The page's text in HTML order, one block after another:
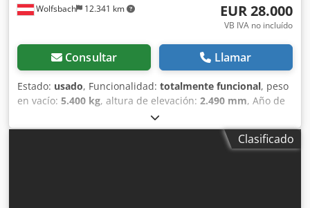
Wolfsbach 12.341 km EUR 28.000
VB IVA no incluído
Consultar Llamar
Estado: usado, Funcionalidad: totalmente funcional, peso
en vacío: 5.400 kg, altura de elevación: 2.490 mm, Año de
, horas de funcionamiento:
longitud total:5.550 mm, altura de construcción:2.500
, ancho deClasificado